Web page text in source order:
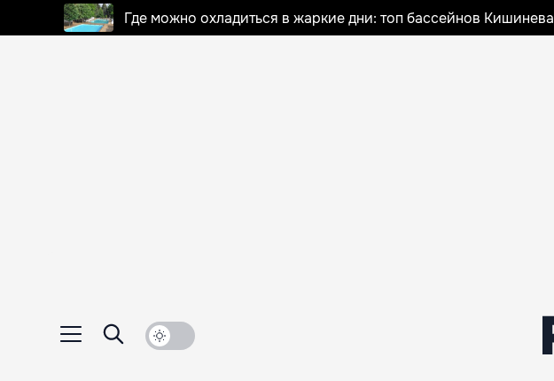
Где можно охладиться в жаркие дни: топ бассейнов Кишинева